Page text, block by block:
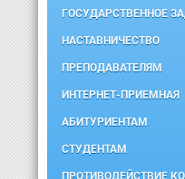
ГОСУДАРСТВЕННОЕ
НАСТАВНИЧЕСТВО
ПРЕПОДАВАТЕЛЯМ
ИНТЕРНЕТ-ПРИЕМНАЯ
АБИТУРИЕНТАМ
СТУДЕНТАМ
ПРОТИВОДЕЙСТВИЕ